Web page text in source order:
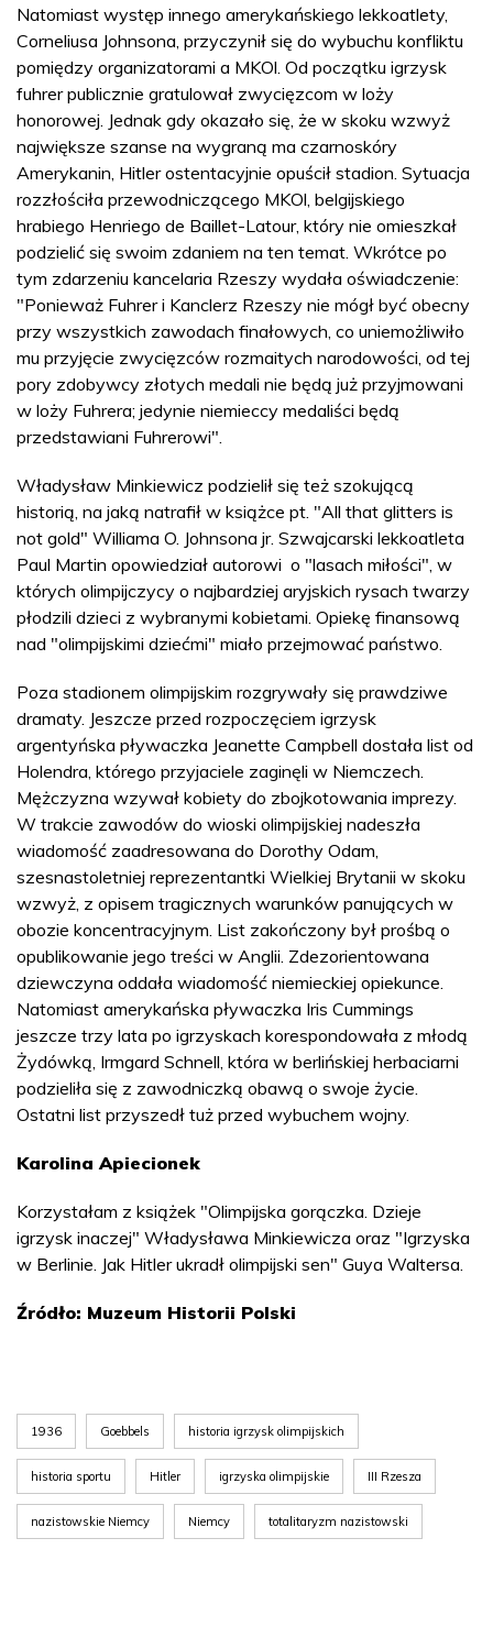
Natomiast występ innego amerykańskiego lekkoatlety,
Corneliusa Johnsona, przyczynił się do wybuchu konfliktu
pomiędzy organizatorami a MKOl. Od początku igrzysk
fuhrer publicznie gratulował zwycięzcom w loży
honorowej. Jednak gdy okazało się, że w skoku wzwyż
największe szanse na wygraną ma czarnoskóry
Amerykanin, Hitler ostentacyjnie opuścił stadion. Sytuacja
rozzłościła przewodniczącego MKOl, belgijskiego
hrabiego Henriego de Baillet-Latour, który nie omieszkał
podzielić się swoim zdaniem na ten temat. Wkrótce po
tym zdarzeniu kancelaria Rzeszy wydała oświadczenie:
"Ponieważ Fuhrer i Kanclerz Rzeszy nie mógł być obecny
przy wszystkich zawodach finałowych, co uniemożliwiło
mu przyjęcie zwycięzców rozmaitych narodowości, od tej
pory zdobywcy złotych medali nie będą już przyjmowani
w loży Fuhrera; jedynie niemieccy medaliści będą
przedstawiani Fuhrerowi".
Władysław Minkiewicz podzielił się też szokującą
historią, na jaką natrafił w książce pt. "All that glitters is
not gold" Williama O. Johnsona jr. Szwajcarski lekkoatleta
Paul Martin opowiedział autorowi o "lasach miłości", w
których olimpijczycy o najbardziej aryjskich rysach twarzy
płodzili dzieci z wybranymi kobietami. Opiekę finansową
nad "olimpijskimi dziećmi" miało przejmować państwo.
Poza stadionem olimpijskim rozgrywały się prawdziwe
dramaty. Jeszcze przed rozpoczęciem igrzysk
argentyńska pływaczka Jeanette Campbell dostała list od
Holendra, którego przyjaciele zaginęli w Niemczech.
Mężczyzna wzywał kobiety do zbojkotowania imprezy.
W trakcie zawodów do wioski olimpijskiej nadeszła
wiadomość zaadresowana do Dorothy Odam,
szesnastoletniej reprezentantki Wielkiej Brytanii w skoku
wzwyż, z opisem tragicznych warunków panujących w
obozie koncentracyjnym. List zakończony był prośbą o
opublikowanie jego treści w Anglii. Zdezorientowana
dziewczyna oddała wiadomość niemieckiej opiekunce.
Natomiast amerykańska pływaczka Iris Cummings
jeszcze trzy lata po igrzyskach korespondowała z młodą
Żydówką, Irmgard Schnell, która w berlińskiej herbaciarni
podzieliła się z zawodniczką obawą o swoje życie.
Ostatni list przyszedł tuż przed wybuchem wojny.
Karolina Apiecionek
Korzystałam z książek "Olimpijska gorączka. Dzieje
igrzysk inaczej" Władysława Minkiewicza oraz "Igrzyska
w Berlinie. Jak Hitler ukradł olimpijski sen" Guya Waltersa.
Źródło: Muzeum Historii Polski
1936 Goebbels historia igrzysk olimpijskich
historia sportu Hitler igrzyska olimpijskie III Rzesza
nazistowskie Niemcy Niemcy totalitaryzm nazistowski